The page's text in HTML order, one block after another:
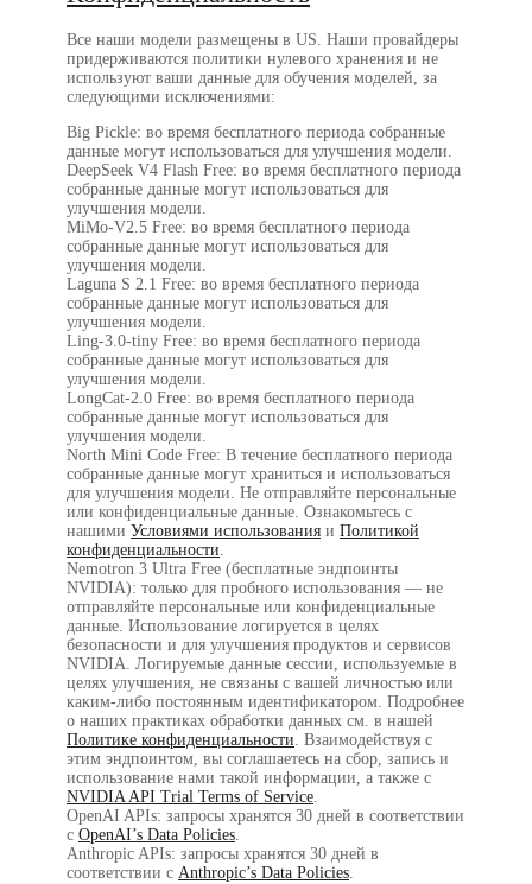
Все наши модели размещены в US. Наши провайдеры
придерживаются политики нулевого хранения и не
используют ваши данные для обучения моделей, за
следующими исключениями:
Big Pickle: во время бесплатного периода собранные
данные могут использоваться для улучшения модели.
DeepSeek V4 Flash Free: во время бесплатного периода
собранные данные могут использоваться для
улучшения модели.
MiMo-V2.5 Free: во время бесплатного периода
собранные данные могут использоваться для
улучшения модели.
Laguna S 2.1 Free: во время бесплатного периода
собранные данные могут использоваться для
улучшения модели.
Ling-3.0-tiny Free: во время бесплатного периода
собранные данные могут использоваться для
улучшения модели.
LongCat-2.0 Free: во время бесплатного периода
собранные данные могут использоваться для
улучшения модели.
North Mini Code Free: В течение бесплатного периода
собранные данные могут храниться и использоваться
для улучшения модели. Не отправляйте персональные
или конфиденциальные данные. Ознакомьтесь с
нашими Условиями использования и Политикой
конфиденциальности.
Nemotron 3 Ultra Free (бесплатные эндпоинты
NVIDIA): только для пробного использования — не
отправляйте персональные или конфиденциальные
данные. Использование логируется в целях
безопасности и для улучшения продуктов и сервисов
NVIDIA. Логируемые данные сессии, используемые в
целях улучшения, не связаны с вашей личностью или
каким-либо постоянным идентификатором. Подробнее
о наших практиках обработки данных см. в нашей
Политике конфиденциальности. Взаимодействуя с
этим эндпоинтом, вы соглашаетесь на сбор, запись и
использование нами такой информации, а также с
NVIDIA API Trial Terms of Service.
OpenAI APIs: запросы хранятся 30 дней в соответствии
с OpenAI’s Data Policies.
Anthropic APIs: запросы хранятся 30 дней в
соответствии с Anthropic’s Data Policies.